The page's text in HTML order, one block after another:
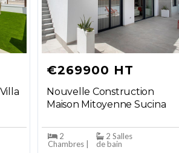
€269900 HT
Nouvelle Construction
Maison Mitoyenne Sucina
2
Chambres |
2 Salles
de bain